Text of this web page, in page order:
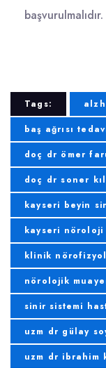
başvurulmalıdır.
Tags:
baş ağrısı
doç dr ömer
doç dr soner
kayseri beyin
kayseri nöroloji
klinik
nörolojik
sinir sistemi
uzm dr gülay
uzm dr ibrahim